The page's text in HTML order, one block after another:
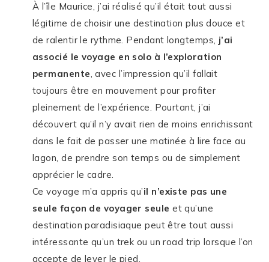
À l’île Maurice, j’ai réalisé qu’il était tout aussi
légitime de choisir une destination plus douce et
de ralentir le rythme. Pendant longtemps, j’ai
associé le voyage en solo à l’exploration
permanente, avec l’impression qu’il fallait
toujours être en mouvement pour profiter
pleinement de l’expérience. Pourtant, j’ai
découvert qu’il n’y avait rien de moins enrichissant
dans le fait de passer une matinée à lire face au
lagon, de prendre son temps ou de simplement
apprécier le cadre.
Ce voyage m’a appris qu’il n’existe pas une
seule façon de voyager seuleet qu’une
destination paradisiaque peut être tout aussi
intéressante qu’un trek ou un road trip lorsque l’on
accepte de lever le pied.